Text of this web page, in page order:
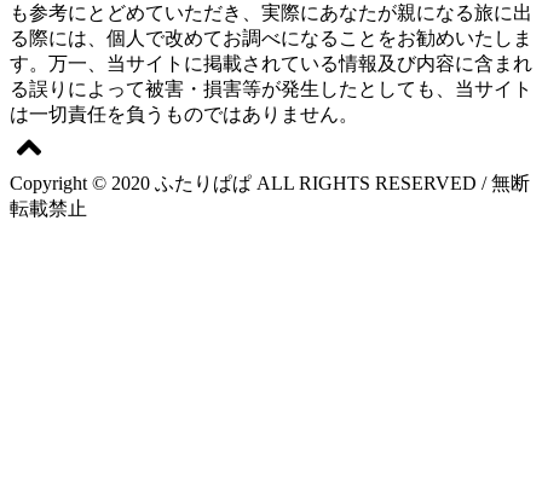
も参考にとどめていただき、実際にあなたが親になる旅に出
る際には、個人で改めてお調べになることをお勧めいたしま
す。万一、当サイトに掲載されている情報及び内容に含まれ
る誤りによって被害・損害等が発生したとしても、当サイト
は一切責任を負うものではありません。
Copyright © 2020 ふたりぱぱ ALL RIGHTS RESERVED / 無断
転載禁止